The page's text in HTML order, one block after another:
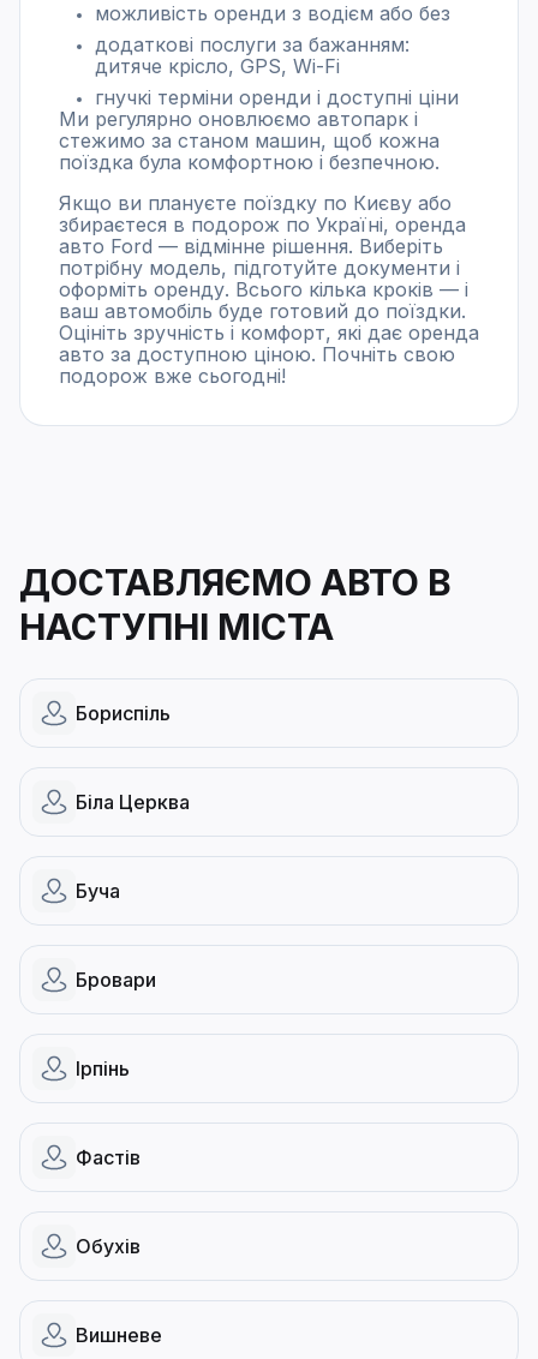
можливість оренди з водієм або без
додаткові послуги за бажанням:
дитяче крісло, GPS, Wi-Fi
гнучкі терміни оренди і доступні ціни
Ми регулярно оновлюємо автопарк і
стежимо за станом машин, щоб кожна
поїздка була комфортною і безпечною.
Якщо ви плануєте поїздку по Києву або
збираєтеся в подорож по Україні, оренда
авто Ford — відмінне рішення. Виберіть
потрібну модель, підготуйте документи і
оформіть оренду. Всього кілька кроків — і
ваш автомобіль буде готовий до поїздки.
Оцініть зручність і комфорт, які дає оренда
авто за доступною ціною. Почніть свою
подорож вже сьогодні!
ДОСТАВЛЯЄМО АВТО В
НАСТУПНІ МІСТА
Бориспіль
Біла Церква
Буча
Бровари
Ірпінь
Фастів
Обухів
Вишневе